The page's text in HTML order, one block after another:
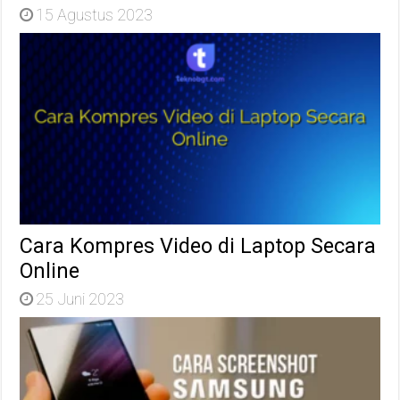
15 Agustus 2023
Cara Kompres Video di Laptop Secara
Online
25 Juni 2023